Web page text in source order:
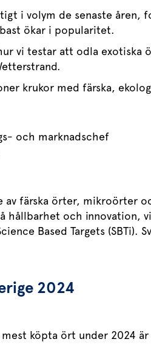
i volym de senaste
ökar i popularitet.
vi testar att odla exotiska
krukor med färska,
och marknadschef
av färska örter, mikroörter
hållbarhet och innovation,
Based Targets
2024
köpta ört under 2024